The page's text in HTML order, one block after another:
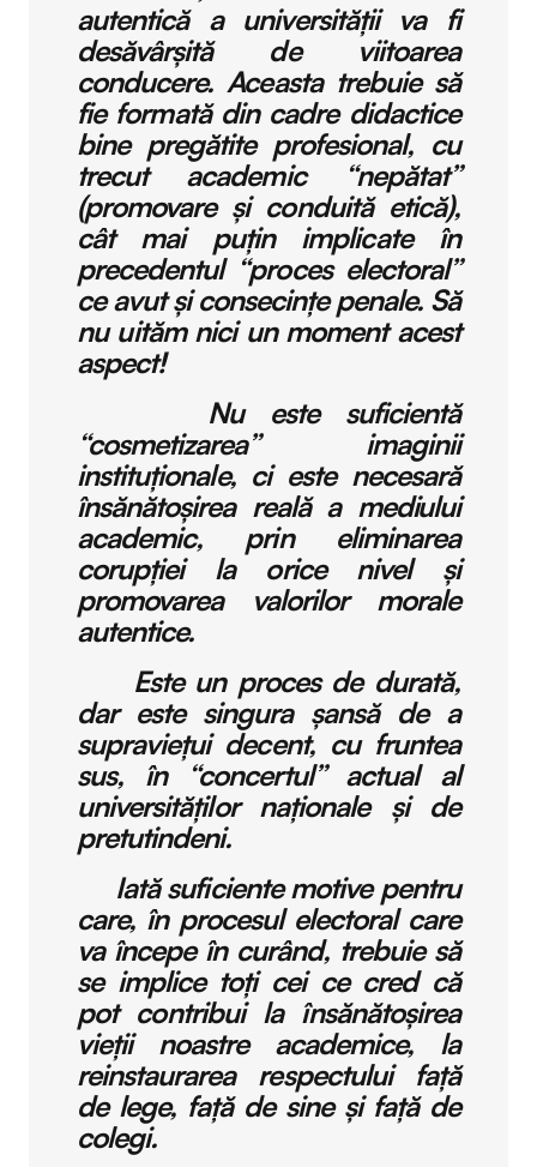
autentică a universității va fi
desăvârșită de viitoarea
conducere. Aceasta trebuie să
fie formată din cadre didactice
bine pregătite profesional, cu
trecut academic “nepătat”
(promovare și conduită etică),
cât mai puțin implicate în
precedentul “proces electoral”
ce avut și consecințe penale. Să
nu uităm nici un moment acest
aspect!
Nu este suficientă
“cosmetizarea” imaginii
instituționale, ci este necesară
însănătoșirea reală a mediului
academic, prin eliminarea
corupției la orice nivel și
promovarea valorilor morale
autentice.
Este un proces de durată,
dar este singura șansă de a
supraviețui decent, cu fruntea
sus, în “concertul” actual al
universităților naționale și de
pretutindeni.
Iată suficiente motive pentru
care, în procesul electoral care
va începe în curând, trebuie să
se implice toți cei ce cred că
pot contribui la însănătoșirea
vieții noastre academice, la
reinstaurarea respectului față
de lege, față de sine și față de
colegi.